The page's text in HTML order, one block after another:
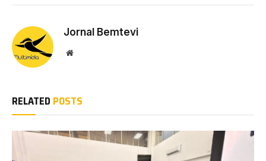
Jornal Bemtevi
Website
RELATED POSTS